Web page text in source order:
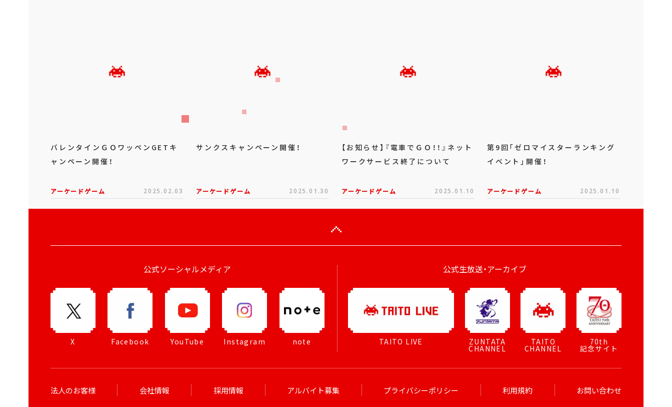
バレンタインＧＯワッペンGETキ
ャンペーン開催！
アーケードゲーム 2025.02.03
サンクスキャンペーン開催！
アーケードゲーム 2025.01.30
【お知らせ】『電車でＧＯ！！』ネット
ワークサービス終了について
アーケードゲーム 2025.01.10
第9回「ゼロマイスターランキング
イベント」開催！
アーケードゲーム 2025.01.10
公式ソーシャルメディア
X Facebook YouTube Instagram note
公式生放送・アーカイブ
TAITO LIVE ZUNTATA
CHANNEL
TAITO
CHANNEL
70th
記念サイト
法人のお客様 会社情報 採用情報 アルバイト募集 プライバシーポリシー 利用規約 お問い合わせ